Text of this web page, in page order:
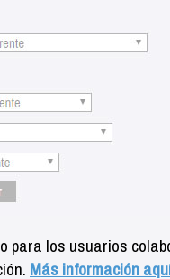
para los usuarios
Más información